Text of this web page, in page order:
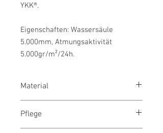
YKK®.
Eigenschaften: Wassersäule
5.000mm, Atmungsaktivität
5.000gr/m²/24h.
Material
3-Lagen-Laminat aus 100 % Polyester,
260 g/m²
Pflege